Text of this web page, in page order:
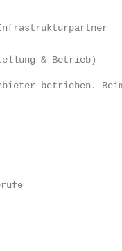
& Betrieb)
betrieben.